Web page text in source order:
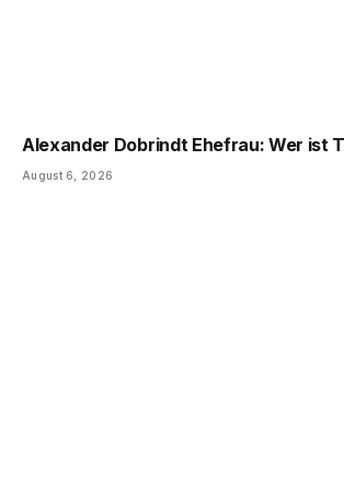
Alexander Dobrindt Ehefrau: Wer ist
August 6, 2026